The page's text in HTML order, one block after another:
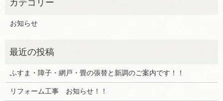
お知らせ
ふすま・障子・網戸・畳の張替と新調のご案内です！！
リフォーム工事 お知らせ！！